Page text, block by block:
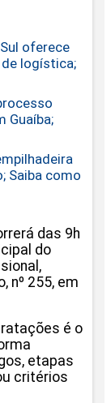
oferece
logística;
Guaíba;
Saiba como
das 9h
do
nº 255, em
é o
etapas
critérios